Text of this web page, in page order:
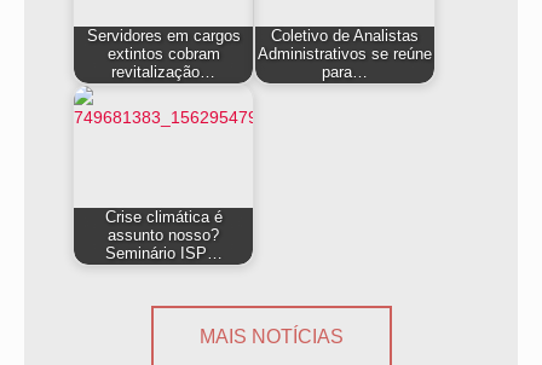
Servidores em cargos
extintos cobram
revitalização…
Coletivo de Analistas
Administrativos se reúne
para…
Crise climática é
assunto nosso?
Seminário ISP…
MAIS NOTÍCIAS